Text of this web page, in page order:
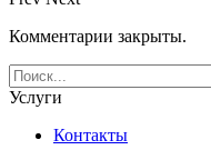
Комментарии закрыты.
Услуги
Контакты